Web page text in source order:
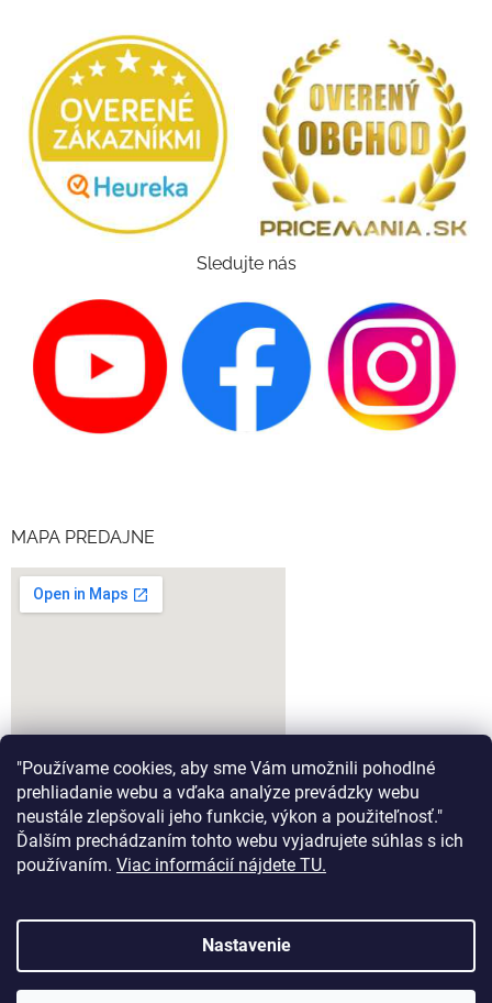
"Používame cookies, aby sme Vám umožnili pohodlné
prehliadanie webu a vďaka analýze prevádzky webu
neustále zlepšovali jeho funkcie, výkon a použiteľnosť."
Ďalším prechádzaním tohto webu vyjadrujete súhlas s ich
používaním. Viac informácií nájdete TU.
Nastavenie
Sledujte nás
MAPA PREDAJNE
google-map-generator.com
Vytvoril Shoptet